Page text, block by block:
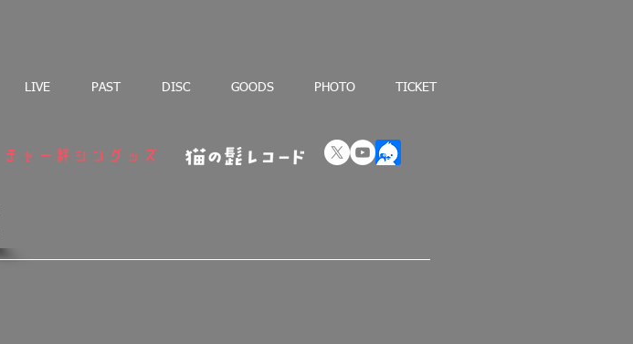
LIVE PAST DISC GOODS PHOTO TICKET